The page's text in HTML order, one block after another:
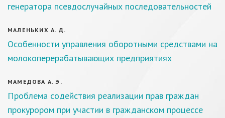
генератора псевдослучайных последовательностей
МАЛЕНЬКИХ А. Д.
Особенности управления оборотными средствами на
молокоперерабатывающих предприятиях
МАМЕДОВА А. Э.
Проблема содействия реализации прав граждан
прокурором при участии в гражданском процессе